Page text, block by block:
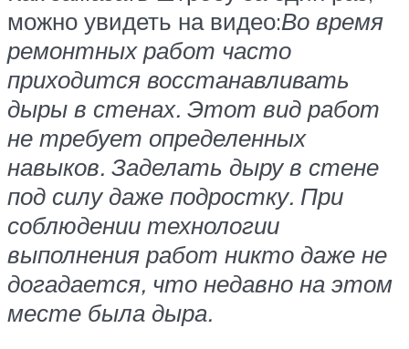
можно увидеть на видео:Во время
ремонтных работ часто
приходится восстанавливать
дыры в стенах. Этот вид работ
не требует определенных
навыков. Заделать дыру в стене
под силу даже подростку. При
соблюдении технологии
выполнения работ никто даже не
догадается, что недавно на этом
месте была дыра.